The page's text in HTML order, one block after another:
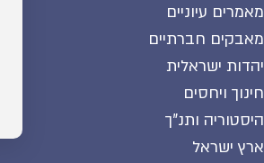
מאמרים עיוניים
מאבקים חברתיים
יהדות ישראלית
חינוך ויחסים
היסטוריה ותנ"ך
ארץ ישראל